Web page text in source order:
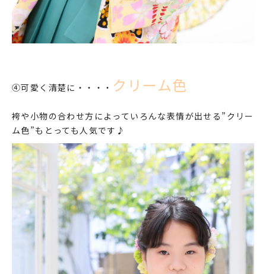
④可愛く清楚に・・・・ クリーム色
袴や小物の合わせ方によっていろんな表情が出せる”クリー
ム色”もとっても人気です♪